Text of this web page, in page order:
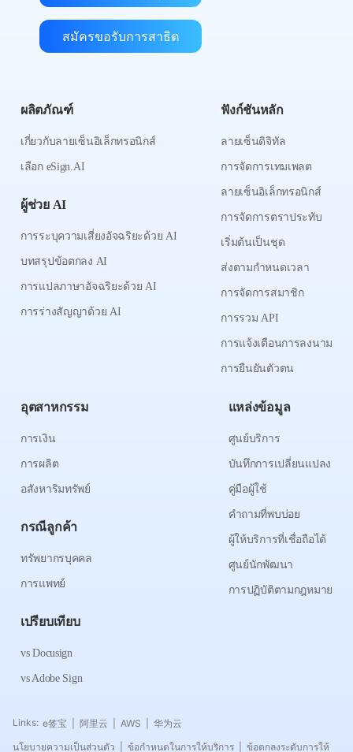
สมัครขอรับการสาธิต
ผลิตภัณฑ์
เกี่ยวกับลายเซ็นอิเล็กทรอนิกส์
เลือก eSign.AI
ผู้ช่วย AI
การระบุความเสี่ยงอัจฉริยะด้วย AI
บทสรุปข้อตกลง AI
การแปลภาษาอัจฉริยะด้วย AI
การร่างสัญญาด้วย AI
ฟังก์ชันหลัก
ลายเซ็นดิจิทัล
การจัดการเทมเพลต
ลายเซ็นอิเล็กทรอนิกส์
การจัดการตราประทับ
เริ่มต้นเป็นชุด
ส่งตามกำหนดเวลา
การจัดการสมาชิก
การรวม API
การแจ้งเตือนการลงนาม
การยืนยันตัวตน
อุตสาหกรรม
การเงิน
การผลิต
อสังหาริมทรัพย์
กรณีลูกค้า
ทรัพยากรบุคคล
การแพทย์
เปรียบเทียบ
vs Docusign
vs Adobe Sign
แหล่งข้อมูล
ศูนย์บริการ
บันทึกการเปลี่ยนแปลง
คู่มือผู้ใช้
คำถามที่พบบ่อย
ผู้ให้บริการที่เชื่อถือได้
ศูนย์นักพัฒนา
การปฏิบัติตามกฎหมาย
Links: e签宝 阿里云 AWS
华为云
นโยบายความเป็นส่วนตัว
ข้อกำหนดในการให้บริการ ข้อตกลงระดับการให้